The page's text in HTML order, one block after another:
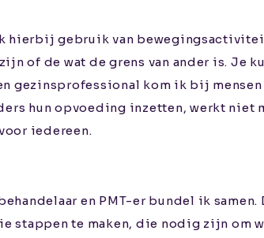
hierbij gebruik van
of de wat de grens van ander is. Je
gezinsprofessional kom ik bij
hun opvoeding inzetten, werkt niet
iedereen.
en PMT-er bundel ik
stappen te maken, die nodig zijn om